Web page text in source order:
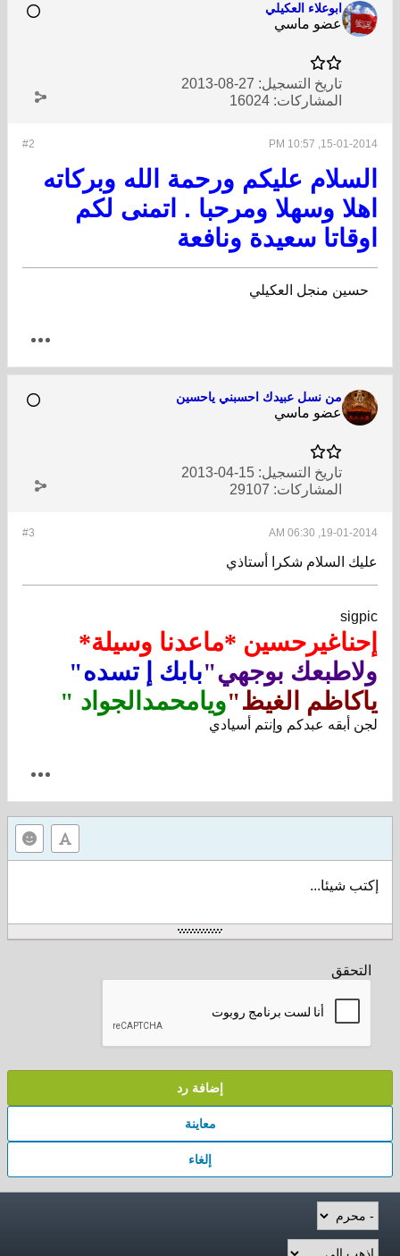
ابوعلاء العكيلي
عضو ماسي
تاريخ التسجيل: 27-08-2013
المشاركات: 16024
#2 15-01-2014, 10:57 PM
السلام عليكم ورحمة الله وبركاته
اهلا وسهلا ومرحبا . اتمنى لكم
اوقاتا سعيدة ونافعة
حسين منجل العكيلي
من نسل عبيدك احسبني ياحسين
عضو ماسي
تاريخ التسجيل: 15-04-2013
المشاركات: 29107
#3 19-01-2014, 06:30 AM
عليك السلام شكرا أستاذي
sigpic
إحناغيرحسين *ماعدنا وسيلة*
ولاطبعك بوجهي"بابك إ تسده"
ياكاظم الغيظ"ويامحمدالجواد "
لجن أبقه عبدكم وإنتم أسيادي
إكتب شيئا...
التحقق
إضافة رد
معاينة
إلغاء